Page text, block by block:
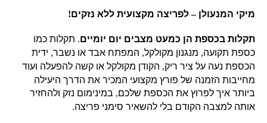
מיקי המנעולן–לפריצה מקצועית ללא נזקים!
תקלות בכספת הן כמעט מצבים יום יומיים. תקלות כמו
כספת תקועה, מנגנון מקולקל, המפתח אבד או נשבר, ידית
הכספת נעה על ציר ריק, הקודן מקולקל או קשה להפעלה ועוד
מחייבות הזמנה של פורץ מקצועי המכיר את הדרך היעילה
ביותר איך לפרוץ את הכספת שלכם, במינימום נזק ולהחזיר
אותה למצבה הקודם בלי להשאיר סימני פריצה.